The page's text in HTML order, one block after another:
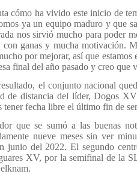
cómo ha vivido este inicio de
ya un equipo maduro y que
nos sirvió mucho para poder
con ganas y mucha motivación.
por mejorar, así que
final del año pasado y creo que
el conjunto nacional
de distancia del líder, Dogos
tener fecha libre el último fin de
que se sumó a las buenas
nueve meses sin ver
junio del 2022. El segundo
XV, por la semifinal de la